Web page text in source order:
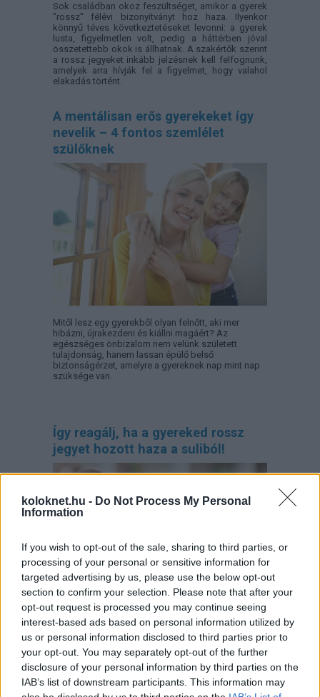
koloknet.hu - Do Not Process My Personal
Information
If you wish to opt-out of the sale, sharing to third parties, or
processing of your personal or sensitive information for
targeted advertising by us, please use the below opt-out
section to confirm your selection. Please note that after your
opt-out request is processed you may continue seeing
interest-based ads based on personal information utilized by
us or personal information disclosed to third parties prior to
your opt-out. You may separately opt-out of the further
disclosure of your personal information by third parties on the
IAB’s list of downstream participants. This information may
Sok családban okoz feszültséget, amikor a gyerek
"rossz" félévi bizonyítványt hoz haza. Ilyenkor
könnyű téves következtetéseket levonni: a gyerek
lusta, figyelmetlen volt, pedig a háttérben jóval
összetettebb okok is állhatnak. A szakértők szerint
a rossz jegyeket inkább jelzésnek kell felfognunk,
amelyek arra hívják fel a figyelmet, hogy valahol
elakadás történt.
A mentálisan erős gyerekeket így
nevelik – 4 fontos szemlélet
szülőknek
Mitől lesz egy gyerekből olyan felnőtt, aki mer
hibázni, újrakezdeni és kiállni magáért? Az
egészséges önbizalom nem velünk született
tulajdonság, hanem lassan épülő belső
biztonságérzet, amelyre a gyereknek nap mint nap
szüksége van.
Így reagálj, ha a gyereked rossz
jegyet hozott haza a suliból!
Mit tehetünk szülőként, ha a gyerek jó vagy éppen
rossz jegyet hozott haza a suliból? A megfelelő
dicsérettől kezdve, amotiváció fenntartásánát,
egészen akudarcélmények segítő feldolgozásáig
sok múlik azon, hogyan reagálunk. A jegyek mögött
ugyanis komoly erőfeszítés, valódi érzelmek,
készségek és tanulható stratégiák állnak,